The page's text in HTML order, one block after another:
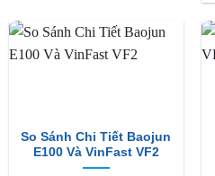
So Sánh Chi Tiết Baojun
E100 Và VinFast VF2